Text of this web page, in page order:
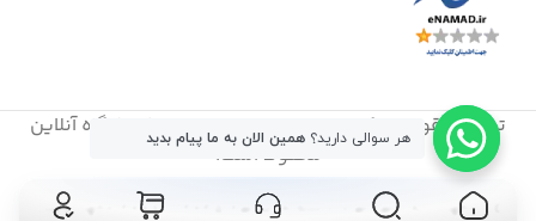
تمامی حقوق مالکیت معنوی این ‌سایت برای فروشگاه آنلاین
محفوظ است.
© Copyright 2006 - 2025 Faraz Alborz Iranian. All rights
هر سوالی دارید؟ همین الان به ما پیام بدید